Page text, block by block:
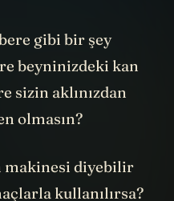
gibi bir şey
beyninizdeki kan
sizin aklınızdan
olmasın?
makinesi diyebilir
kullanılırsa?